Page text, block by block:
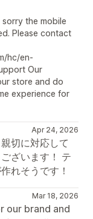
the mobile
Please contact
hc/en-
Our
store and do
experience for
Apr 24, 2026
切に対応して
ざいます！ テ
れそうです！
Mar 18, 2026
our brand and